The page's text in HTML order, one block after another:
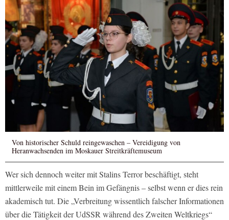
Von historischer Schuld reingewaschen – Vereidigung von
Heranwachsenden im Moskauer Streitkräftemuseum
Wer sich dennoch weiter mit Stalins Terror beschäftigt, steht
mittlerweile mit einem Bein im Gefängnis – selbst wenn er dies rein
akademisch tut. Die „Verbreitung wissentlich falscher Informationen
über die Tätigkeit der UdSSR während des Zweiten Weltkriegs“